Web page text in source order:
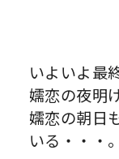
いよいよ最
嬬恋の夜明
嬬恋の朝日
いる・・・。